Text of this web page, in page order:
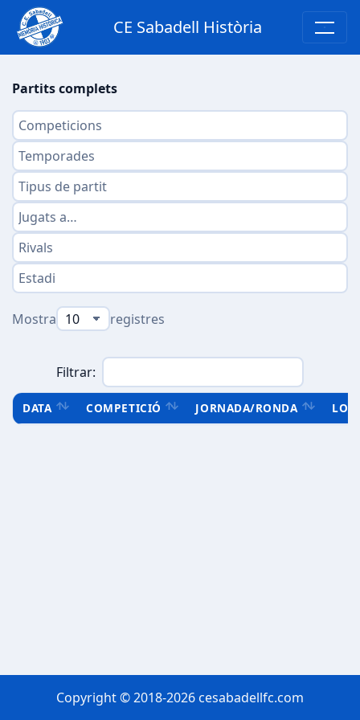
CE Sabadell Història
Partits complets
Mostra registres
Filtrar:
DATA COMPETICIÓ JORNADA/RONDA
Copyright © 2018-2026 cesabadellfc.com